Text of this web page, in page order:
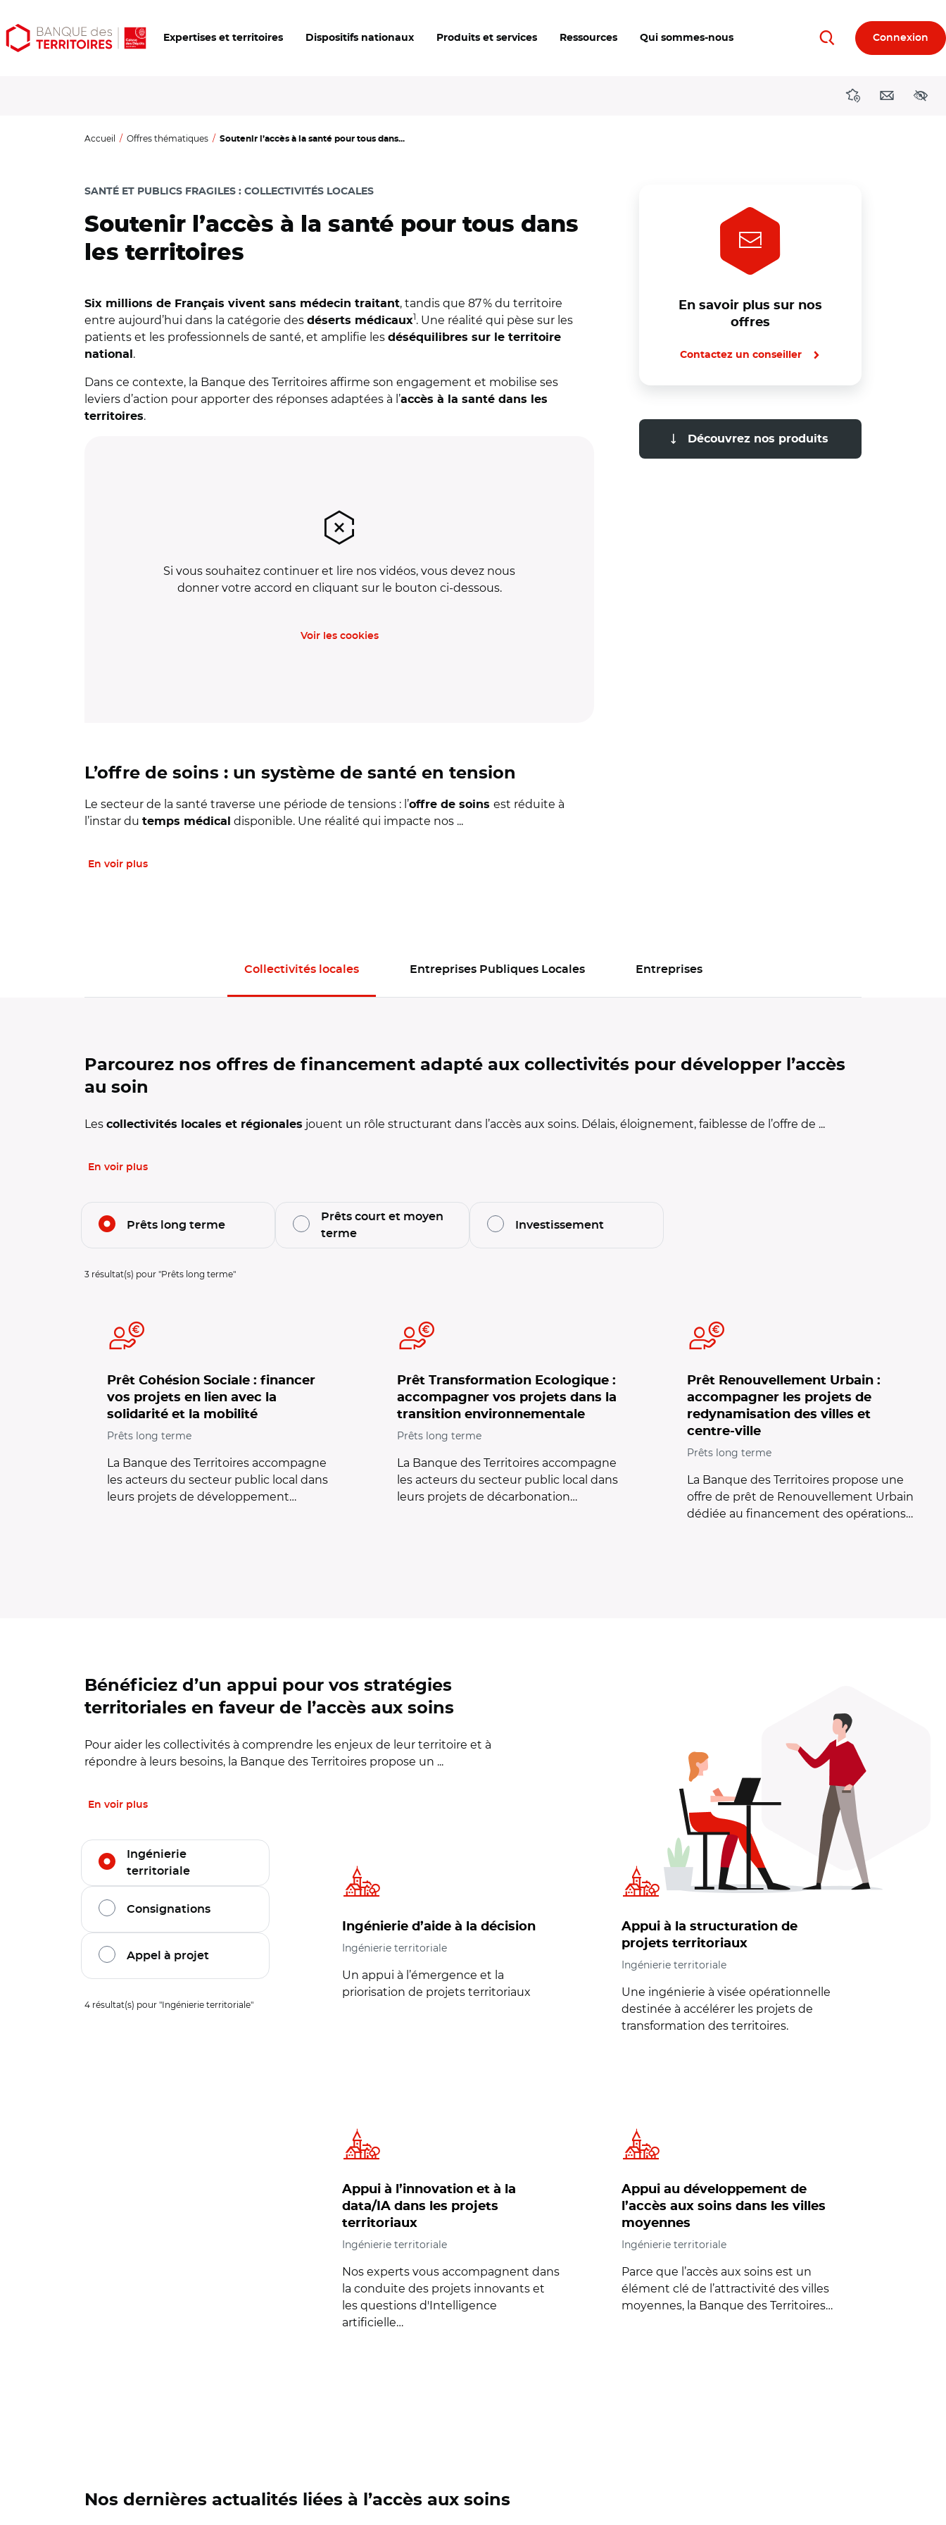
Aller
au
Aller
au
Ouvrir
les
Expertises et territoires Dispositifs nationaux Produits et services Ressources Qui sommes-nous RechercherConnexion
DirectionsContact
Accueil Offres thématiques Soutenir l’accès à la santé pour tous dans...
Soutenir l’accès à la santé pour tous dans
les territoires
SANTÉ ET PUBLICS FRAGILES : COLLECTIVITÉS LOCALES
Six millions de Français vivent sans médecin traitant, tandis que 87 % du territoire
entre aujourd’hui dans la catégorie des déserts médicaux1. Une réalité qui pèse sur les
patients et les professionnels de santé, et amplifie les déséquilibres sur le territoire
national .
Dans ce contexte, la Banque des Territoires affirme son engagement et mobilise ses
leviers d’action pour ​​apporter des réponses adaptées à l’accès à la santé dans les
territoires.
Si vous souhaitez continuer et lire nos vidéos, vous devez nous
donner votre accord en cliquant sur le bouton ci-dessous.
Voir les cookies
L’offre de soins : un système de santé en tension
Le secteur de la santé traverse une période de tensions : l’offre de soins est réduite à
l’instar du temps médical disponible. Une réalité qui impacte nos ...
En voir plus
En savoir plus sur nos
offres
Contactez un conseiller
Découvrez nos produits
Collectivités locales Entreprises Publiques Locales Entreprises
Parcourez nos offres de financement adapté aux collectivités pour développer l’accès
au soin
Les collectivités locales et régionales jouent un rôle structurant dans l’accès aux soins. Délais, éloignement, faiblesse de l’offre de ...
En voir plus
Prêts long terme
Prêts court et moyen
terme
Investissement
Filtrage de l'offre sur la thématique :
3 résultat(s) pour "Prêts long terme"
Prêt Cohésion Sociale : financer
vos projets en lien avec la
solidarité et la mobilité
Prêts long terme
La Banque des Territoires accompagne
les acteurs du secteur public local dans
leurs projets de développement…
Prêt Transformation Ecologique :
accompagner vos projets dans la
transition environnementale
Prêts long terme
La Banque des Territoires accompagne
les acteurs du secteur public local dans
leurs projets de décarbonation…
Prêt Renouvellement Urbain :
accompagner les projets de
redynamisation des villes et
centre-ville
Prêts long terme
La Banque des Territoires propose une
offre de prêt de Renouvellement Urbain
dédiée au financement des opérations…
Bénéficiez d’un appui pour vos stratégies
territoriales en faveur de l’accès aux soins
Pour aider les collectivités à comprendre les enjeux de leur territoire et à
répondre à leurs besoins, la Banque des Territoires propose un ...
En voir plus
Filtrer l'offre par thématiques
Ingénierie
territoriale
Consignations
Appel à projet
Filtrage de l'offre sur la thématique :
4 résultat(s) pour "Ingénierie territoriale"
Ingénierie d’aide à la décision
Ingénierie territoriale
Un appui à l’émergence et la
priorisation de projets territoriaux
Appui à la structuration de
projets territoriaux
Ingénierie territoriale
Une ingénierie à visée opérationnelle
destinée à accélérer les projets de
transformation des territoires.
Appui à l’innovation et à la
data/IA dans les projets
territoriaux
Ingénierie territoriale
Nos experts vous accompagnent dans
la conduite des projets innovants et
les questions d'Intelligence
artificielle…
Appui au développement de
l’accès aux soins dans les villes
moyennes
Ingénierie territoriale
Parce que l’accès aux soins est un
élément clé de l’attractivité des villes
moyennes, la Banque des Territoires…
Nos dernières actualités liées à l’accès aux soins